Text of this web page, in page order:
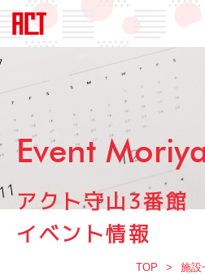
Event
アクト守山3番館
イベント情報
TOP 施設